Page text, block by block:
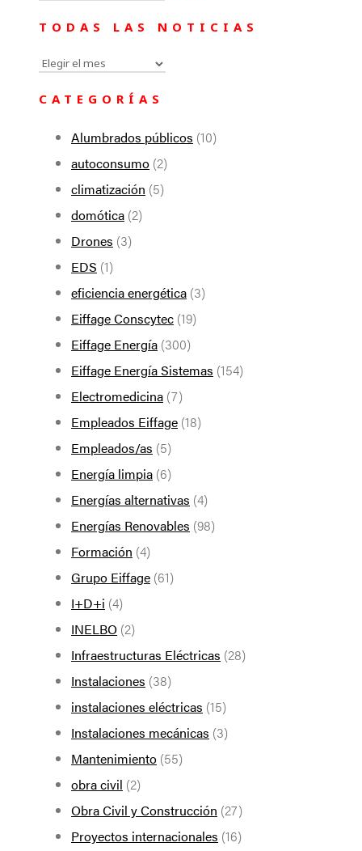
TODAS LAS NOTICIAS
Todas
CATEGORÍAS
Alumbrados públicos (10)
autoconsumo (2)
climatización (5)
domótica (2)
Drones (3)
EDS (1)
eficiencia energética (3)
Eiffage Conscytec (19)
Eiffage Energía (300)
Eiffage Energía Sistemas (154)
Electromedicina (7)
Empleados Eiffage (18)
Empleados/as (5)
Energía limpia (6)
Energías alternativas (4)
Energías Renovables (98)
Formación (4)
Grupo Eiffage (61)
I+D+i (4)
INELBO (2)
Infraestructuras Eléctricas (28)
Instalaciones (38)
instalaciones eléctricas (15)
Instalaciones mecánicas (3)
Mantenimiento (55)
obra civil (2)
Obra Civil y Construcción (27)
Proyectos internacionales (16)